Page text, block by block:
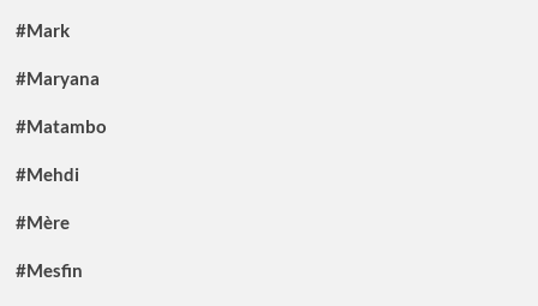
#Mark
#Maryana
#Matambo
#Mehdi
#Mère
#Mesfin